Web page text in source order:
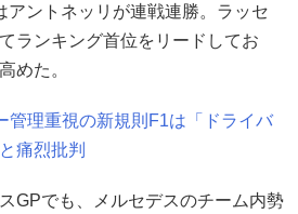
アントネッリが連戦連勝。ラッセ
ランキング首位をリードしてお
めた。
管理重視の新規則F1は「ドライバ
痛烈批判
GPでも、メルセデスのチーム内勢